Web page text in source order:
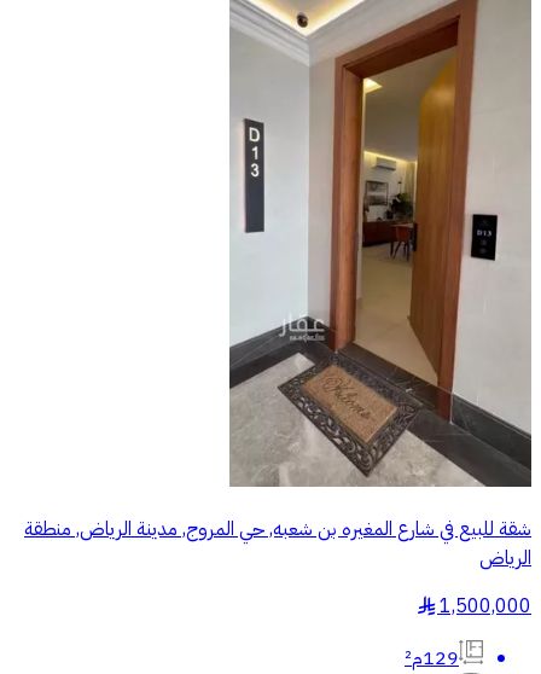
شقة للبيع في شارع المغيره بن شعبه, حي المروج, مدينة الرياض, منطقة
الرياض
1,500,000
§
129م²